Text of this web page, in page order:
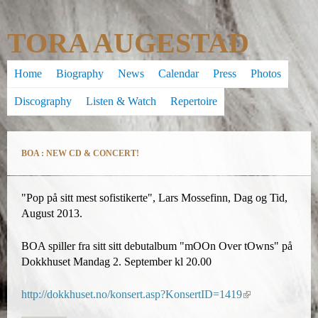
to
main
TORA AUGESTAD
Home Biography News Calendar Press Photos
Discography Listen & Watch Repertoire
BOA : NEW CD & CONCERT!
"Pop på sitt mest sofistikerte", Lars Mossefinn, Dag og Tid,
August 2013.
BOA spiller fra sitt sitt debutalbum "mOOn Over tOwns" på
Dokkhuset Mandag 2. September kl 20.00
http://dokkhuset.no/konsert.asp?KonsertID=1419(